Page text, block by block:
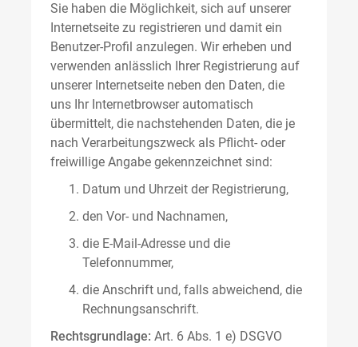
Sie haben die Möglichkeit, sich auf unserer
Internetseite zu registrieren und damit ein
Benutzer-Profil anzulegen. Wir erheben und
verwenden anlässlich Ihrer Registrierung auf
unserer Internetseite neben den Daten, die
uns Ihr Internetbrowser automatisch
übermittelt, die nachstehenden Daten, die je
nach Verarbeitungszweck als Pflicht- oder
freiwillige Angabe gekennzeichnet sind:
Datum und Uhrzeit der Registrierung,
den Vor- und Nachnamen,
die E-Mail-Adresse und die
Telefonnummer,
die Anschrift und, falls abweichend, die
Rechnungsanschrift.
Rechtsgrundlage: Art. 6 Abs. 1 e) DSGVO